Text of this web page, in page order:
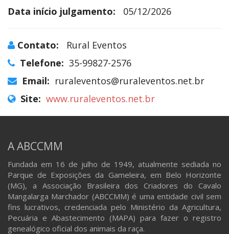
Data início julgamento:
05/12/2026
Contato:
Rural Eventos
Telefone: 35-99827-2576
Email: ruraleventos@ruraleventos.net.br
Site: www.ruraleventos.net.br
A ABCCMM
Fundada em 16 de julho de 1949, atualmente sediada no
Parque de Exposições da Gameleira, em Belo Horizonte
(MG), a Associação Brasileira dos Criadores do Cavalo
Mangalarga Marchador (ABCCMM) é uma entidade civil sem
fins lucrativos, credenciada pelo Ministério da Agricultura,
Pecuária e Abastecimento (MAPA) para fazer o registro
genealógico oficial dos animais da raça.